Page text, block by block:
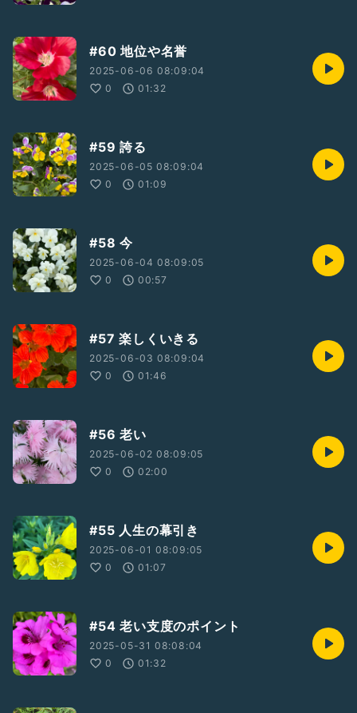
#60 地位や名誉
2025-06-06 08:09:04
0
01:32
#59 誇る
2025-06-05 08:09:04
0
01:09
#58 今
2025-06-04 08:09:05
0
00:57
#57 楽しくいきる
2025-06-03 08:09:04
0
01:46
#56 老い
2025-06-02 08:09:05
0
02:00
#55 人生の幕引き
2025-06-01 08:09:05
0
01:07
#54 老い支度のポイント
2025-05-31 08:08:04
0
01:32